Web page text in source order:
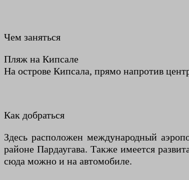
Чем заняться
Пляж на Кипсале
На острове Кипсала, прямо напротив
Как добраться
Здесь расположен международный
районе Пардаугава. Также имеется
сюда можно и на автомобиле.